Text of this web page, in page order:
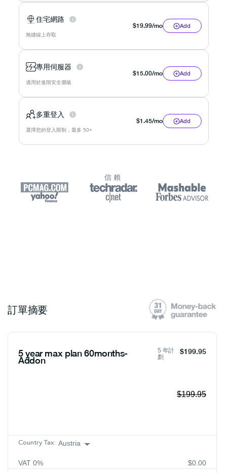
住宅網路
無縫線上存取
$19.99/mo Add
專用伺服器
適用於進階安全層級
$15.00/mo Add
多重登入
選擇您的登入限制，最多 50+
$1.45/mo Add
信賴
訂單摘要
5 year max plan 60months-
Addon
5 年計
劃
$199.95
$199.95
Country Tax: Austria
VAT 0% $0.00